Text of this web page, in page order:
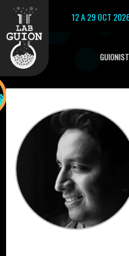
12 A 29 OCT